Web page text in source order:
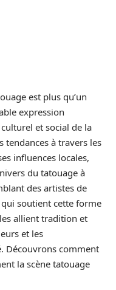
est plus qu’un
expression
et social de la
tendances à travers les
influences locales,
du tatouage à
des artistes de
soutient cette forme
allient tradition et
et les
Découvrons comment
la scène tatouage